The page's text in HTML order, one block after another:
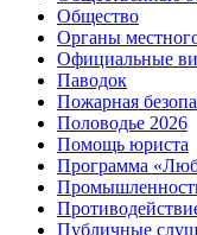
Общество
Органы
Официальные
Паводок
Пожарная
Половодье 2026
Помощь юриста
Программа
Публичные